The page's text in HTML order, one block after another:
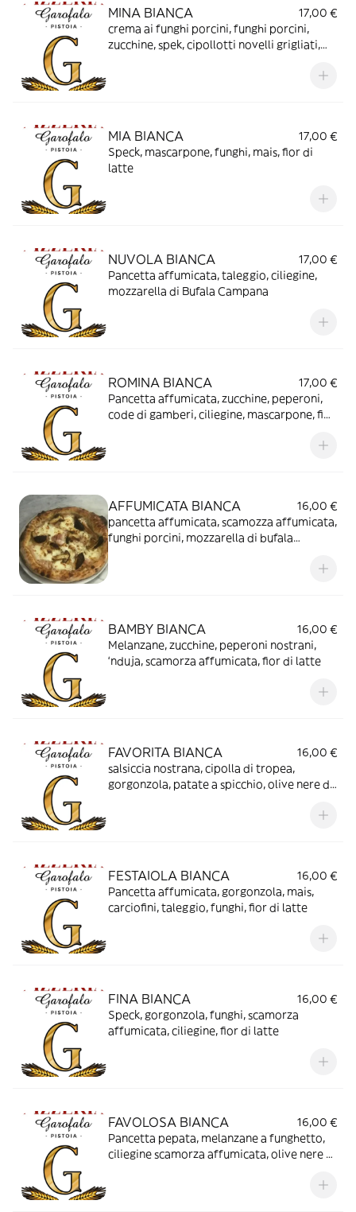
MINA BIANCA
17,00 €
crema ai funghi porcini, funghi porcini,
zucchine, spek, cipollotti novelli grigliati,
MIA BIANCA
17,00 €
Speck, mascarpone, funghi, mais, fior di
latte
NUVOLA BIANCA
17,00 €
Pancetta affumicata, taleggio, ciliegine,
mozzarella di Bufala Campana
ROMINA BIANCA
17,00 €
Pancetta affumicata, zucchine, peperoni,
code di gamberi, ciliegine, mascarpone, fior
AFFUMICATA BIANCA
16,00 €
pancetta affumicata, scamozza affumicata,
funghi porcini, mozzarella di bufala
BAMBY BIANCA
16,00 €
Melanzane, zucchine, peperoni nostrani,
‘nduja, scamorza affumicata, fior di latte
FAVORITA BIANCA
16,00 €
salsiccia nostrana, cipolla di tropea,
gorgonzola, patate a spicchio, olive nere di
FESTAIOLA BIANCA
16,00 €
Pancetta affumicata, gorgonzola, mais,
carciofini, taleggio, funghi, fior di latte
FINA BIANCA
16,00 €
Speck, gorgonzola, funghi, scamorza
affumicata, ciliegine, fior di latte
FAVOLOSA BIANCA
16,00 €
Pancetta pepata, melanzane a funghetto,
ciliegine scamorza affumicata, olive nere di